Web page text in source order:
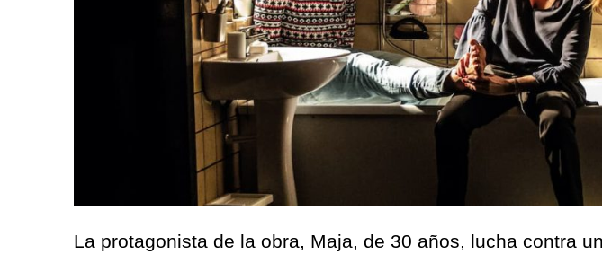
La protagonista de la obra, Maja, de 30 años, lucha contra